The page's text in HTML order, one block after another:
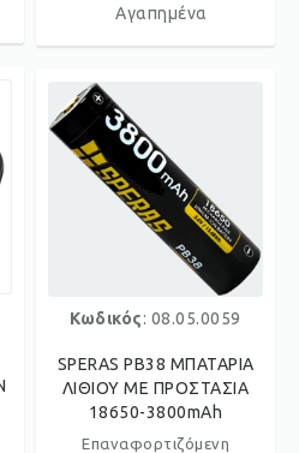
Αγαπημένα
Κωδικός: 08.05.0059
SPERAS PB38 ΜΠΑΤΑΡΙΑ
ΛΙΘΙΟΥ ΜΕ ΠΡΟΣΤΑΣΙΑ
18650-3800mAh
Επαναφορτιζόμενη